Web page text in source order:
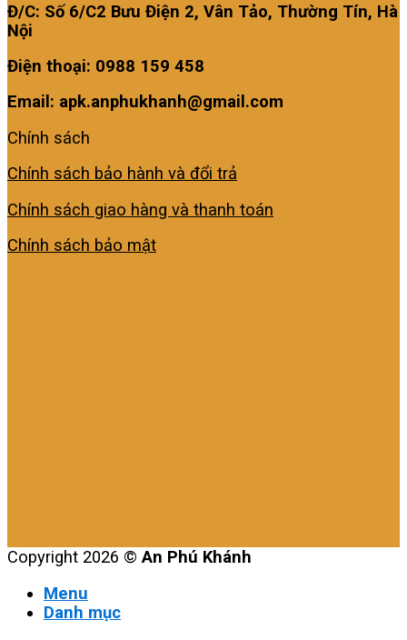
Đ/C: Số 6/C2 Bưu Điện 2, Vân Tảo, Thường Tín, Hà
Nội
Điện thoại: 0988 159 458
Email: apk.anphukhanh@gmail.com
Chính sách
Chính sách bảo hành và đổi trả
Chính sách giao hàng và thanh toán
Chính sách bảo mật
Copyright 2026 ©An Phú Khánh
Menu
Danh mục